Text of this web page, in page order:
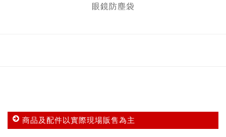
眼鏡防塵袋
商品及配件以實際現場販售為主